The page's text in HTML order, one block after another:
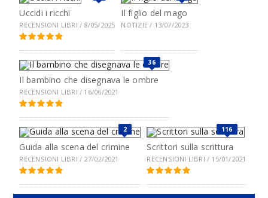
Uccidi i ricchi
RECENSIONI LIBRI / 8/05/2025
Il figlio del mago
NOTIZIE / 13/07/2023
36
Il bambino che disegnava le ombre
RECENSIONI LIBRI / 16/06/2021
2
Guida alla scena del crimine
RECENSIONI LIBRI / 27/02/2021
116
Scrittori sulla scrittura
RECENSIONI LIBRI / 15/01/2021